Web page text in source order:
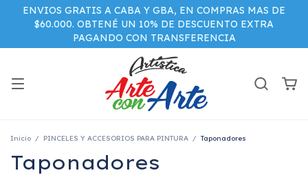
ENVIOS GRATIS A CABA Y GBA, EN COMPRAS MAS DE
$60.000. OBTENÉ UN 10% DE DESCUENTO EXTRA
PAGANDO CON TRANSFERENCIA
Inicio / PINCELES Y ACCESORIOS PARA PINTURA / Taponadores
Taponadores